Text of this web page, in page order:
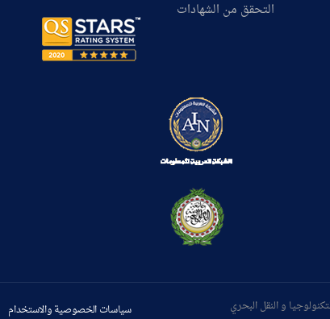
التحقق من الشهادات
سياسات الخصوصية والاستخدام